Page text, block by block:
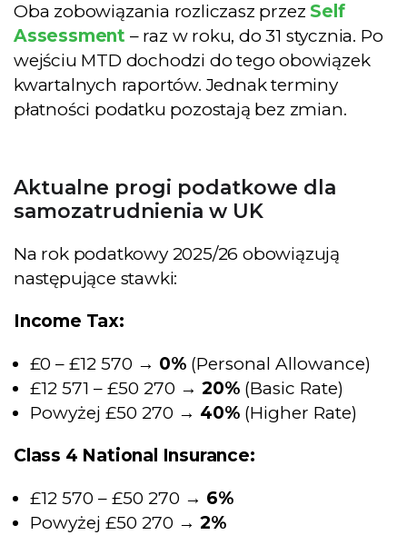
Oba zobowiązania rozliczasz przez Self
Assessment – raz w roku, do 31 stycznia. Po
wejściu MTD dochodzi do tego obowiązek
kwartalnych raportów. Jednak terminy
płatności podatku pozostają bez zmian.
Aktualne progi podatkowe dla
samozatrudnienia w UK
Na rok podatkowy 2025/26 obowiązują
następujące stawki:
Income Tax:
£0 – £12 570 → 0% (Personal Allowance)
£12 571 – £50 270 → 20% (Basic Rate)
Powyżej £50 270 → 40% (Higher Rate)
Class 4 National Insurance:
£12 570 – £50 270 → 6%
Powyżej £50 270 → 2%